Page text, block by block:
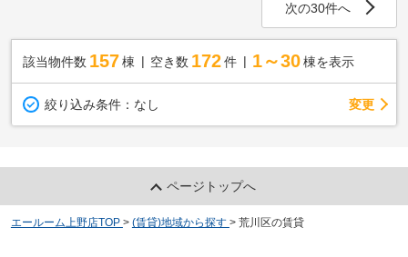
次の30件へ
該当物件数 157棟 空き数 172 件 1～30 棟を表示
絞り込み条件： なし 変更
ページトップへ
エールーム上野店TOP > (賃貸)地域から探す > 荒川区の賃貸